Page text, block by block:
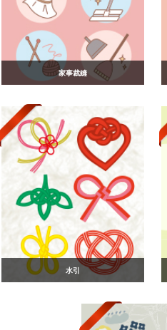
家事裁縫
水引